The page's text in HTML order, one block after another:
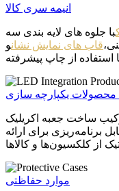
انیمه سری کالا
با جلوه های لایه بندی سه
قاب های نمایش نشانو
ساخت جعبه اکریلیک
برنامه‌ریزی برای ارائه
موارد حفاظتی